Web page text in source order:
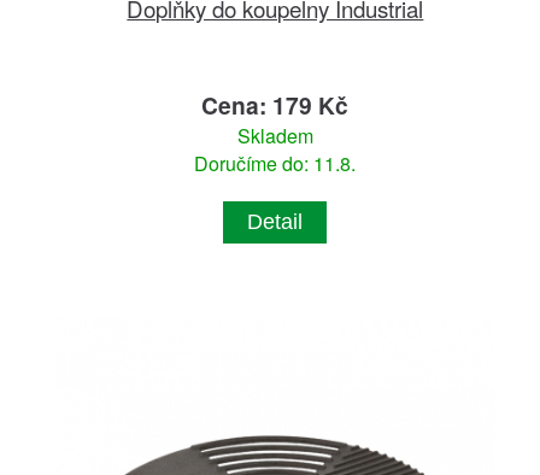
Doplňky do koupelny Industrial
Cena: 179 Kč
Skladem
Doručíme do: 11.8.
Detail